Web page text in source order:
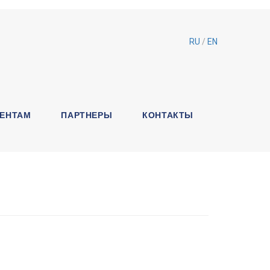
RU / EN
ПАРТНЕРЫ КОНТАКТЫ